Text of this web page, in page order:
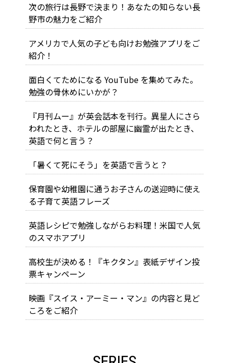
次の旅行は長野で決まり！あなたの知らない長
野市の魅力をご紹介
アメリカで人気の子ども向けお勉強アプリをご
紹介！
面白くてためになる YouTube を集めてみた。
勉強の骨休めにいかが？
『月刊ムー』が英会話本を刊行。異星人にさら
われたとき、ホテルの部屋に幽霊が出たとき、
英語で何と言う？
「暑くて死にそう」を英語で言うと？
保育園や幼稚園に通うお子さんの送迎時に使え
る子育て英語フレーズ
英語レシピで勉強しながらお料理！米国で人気
のスマホアプリ
高校生が決める！『キクタン』表紙デザイン投
票キャンペーン
映画『スイス・アーミー・マン』の内容と見ど
ころをご紹介